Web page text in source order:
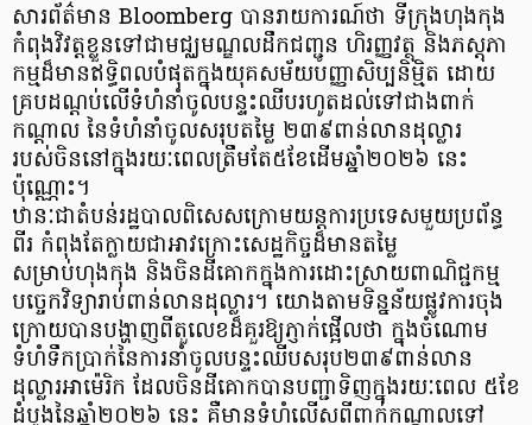
សារព័ត៌មាន Bloomberg បានរាយការណ៍ថា ទីក្រុងហុងកុង
កំពុងវិវត្តខ្លួនទៅជាមជ្ឈមណ្ឌលដឹកជញ្ជូន ហិរញ្ញវត្ថុ និងភស្តុភា
កម្មដ៏មានឥទ្ធិពលបំផុតក្នុងយុគសម័យបញ្ញាសិប្បនិម្មិត ដោយ
គ្របដណ្តប់លើទំហំនាំចូលបន្ទះឈីបរហូតដល់ទៅជាងពាក់
កណ្តាល នៃទំហំនាំចូលសរុបតម្លៃ ២៣៩ពាន់លានដុល្លារ
របស់ចិននៅក្នុងរយៈពេលត្រឹមតែ៥ខែដើមឆ្នាំ២០២៦ នេះ
ប៉ុណ្ណោះ។
ឋានៈជាតំបន់រដ្ឋបាលពិសេសក្រោមយន្តការប្រទេសមួយប្រព័ន្ធ
ពីរ កំពុងតែក្លាយជាអាវក្រោះសេដ្ឋកិច្ចដ៏មានតម្លៃ
សម្រាប់ហុងកុង និងចិនដីគោកក្នុងការដោះស្រាយពាណិជ្ជកម្ម
បច្ចេកវិទ្យារាប់ពាន់លានដុល្លារ។ យោងតាមទិន្នន័យផ្លូវការចុង
ក្រោយបានបង្ហាញពីតួលេខដ៏គួរឱ្យភ្ញាក់ផ្អើលថា ក្នុងចំណោម
ទំហំទឹកប្រាក់នៃការនាំចូលបន្ទះឈីបសរុប២៣៩ពាន់លាន
ដុល្លារអាម៉េរិក ដែលចិនដីគោកបានបញ្ជាទិញក្នុងរយៈពេល ៥ខែ
ដំបូងនៃឆ្នាំ២០២៦ នេះ គឺមានទំហំលើសពីពាក់កណ្តាលទៅ